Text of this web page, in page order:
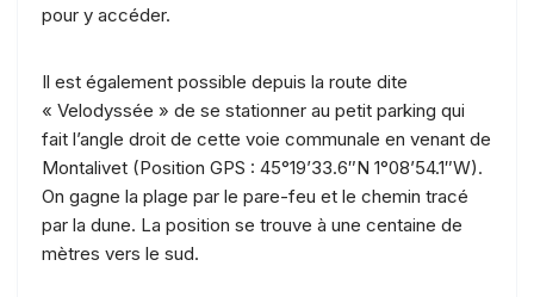
pour y accéder.
Il est également possible depuis la route dite
« Velodyssée » de se stationner au petit parking qui
fait l’angle droit de cette voie communale en venant de
Montalivet (Position GPS : 45°19’33.6″N 1°08’54.1″W).
On gagne la plage par le pare-feu et le chemin tracé
par la dune. La position se trouve à une centaine de
mètres vers le sud.